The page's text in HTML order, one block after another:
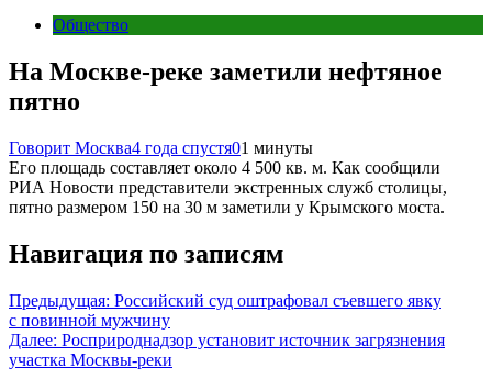
Общество
На Москве-реке заметили нефтяное
пятно
Говорит Москва4 года спустя01 минуты
Его площадь составляет около 4 500 кв. м. Как сообщили
РИА Новости представители экстренных служб столицы,
пятно размером 150 на 30 м заметили у Крымского моста.
Навигация по записям
Предыдущая: Российский суд оштрафовал съевшего явку
с повинной мужчину
Далее: Росприроднадзор установит источник загрязнения
участка Москвы-реки